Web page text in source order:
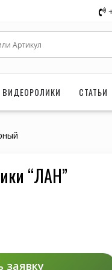
ВИДЕОРОЛИКИ СТАТЬИ
“ЛАН”
заявку